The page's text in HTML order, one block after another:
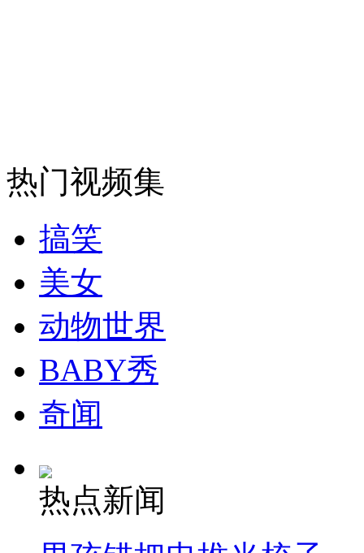
走！跟着总书记去植树
消防员救轻生者
纽约上演“枕头大战”
司机酒驾遇交警 急速倒车逃窜
热门视频集
搞笑
美女
动物世界
BABY秀
奇闻
热点新闻